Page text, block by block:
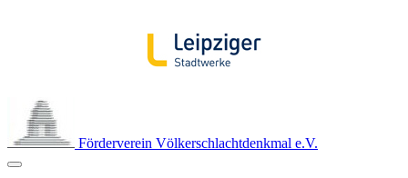
Förderverein Völkerschlachtdenkmal e.V.